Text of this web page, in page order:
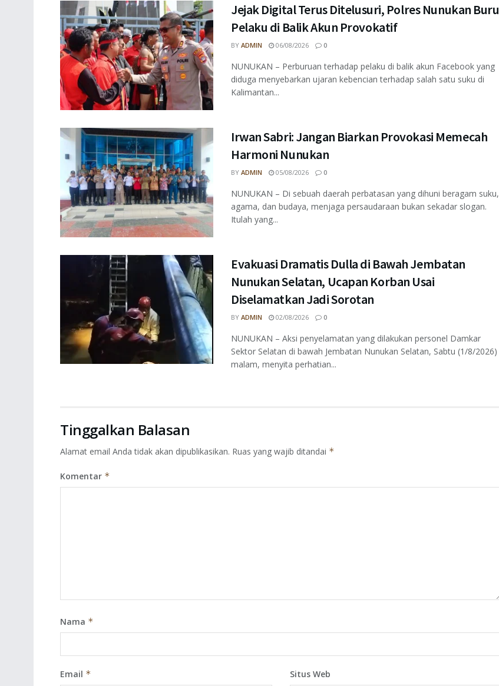
Jejak Digital Terus Ditelusuri, Polres Nunukan Buru
Pelaku di Balik Akun Provokatif
BY ADMIN 06/08/2026 0
NUNUKAN – Perburuan terhadap pelaku di balik akun Facebook yang
diduga menyebarkan ujaran kebencian terhadap salah satu suku di
Kalimantan...
Irwan Sabri: Jangan Biarkan Provokasi Memecah
Harmoni Nunukan
BY ADMIN 05/08/2026 0
NUNUKAN – Di sebuah daerah perbatasan yang dihuni beragam suku,
agama, dan budaya, menjaga persaudaraan bukan sekadar slogan.
Itulah yang...
Evakuasi Dramatis Dulla di Bawah Jembatan
Nunukan Selatan, Ucapan Korban Usai
Diselamatkan Jadi Sorotan
BY ADMIN 02/08/2026 0
NUNUKAN – Aksi penyelamatan yang dilakukan personel Damkar
Sektor Selatan di bawah Jembatan Nunukan Selatan, Sabtu (1/8/2026)
malam, menyita perhatian...
Tinggalkan Balasan
Alamat email Anda tidak akan dipublikasikan. Ruas yang wajib ditandai *
Komentar *
Nama *
Email * Situs Web